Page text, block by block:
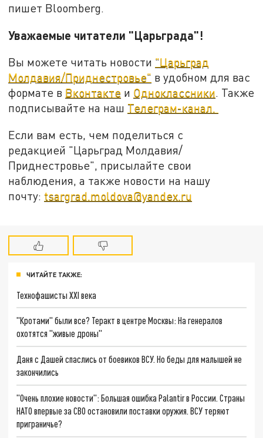
пишет Bloomberg.
Уважаемые читатели "Царьграда"!
Вы можете читать новости "Царьград
Молдавия/Приднестровье" в удобном для вас
формате в Вконтакте и Одноклассники. Также
подписывайте на наш Телеграм-канал.
Если вам есть, чем поделиться с
редакцией "Царьград Молдавия/
Приднестровье", присылайте свои
наблюдения, а также новости на нашу
почту: tsargrad.moldova@yandex.ru
ЧИТАЙТЕ ТАКЖЕ:
Технофашисты XXI века
"Кротами" были все? Теракт в центре Москвы: На генералов
охотятся "живые дроны"
Даня с Дашей спаслись от боевиков ВСУ. Но беды для малышей не
закончились
"Очень плохие новости": Большая ошибка Palantir в России. Страны
НАТО впервые за СВО остановили поставки оружия. ВСУ теряют
приграничье?